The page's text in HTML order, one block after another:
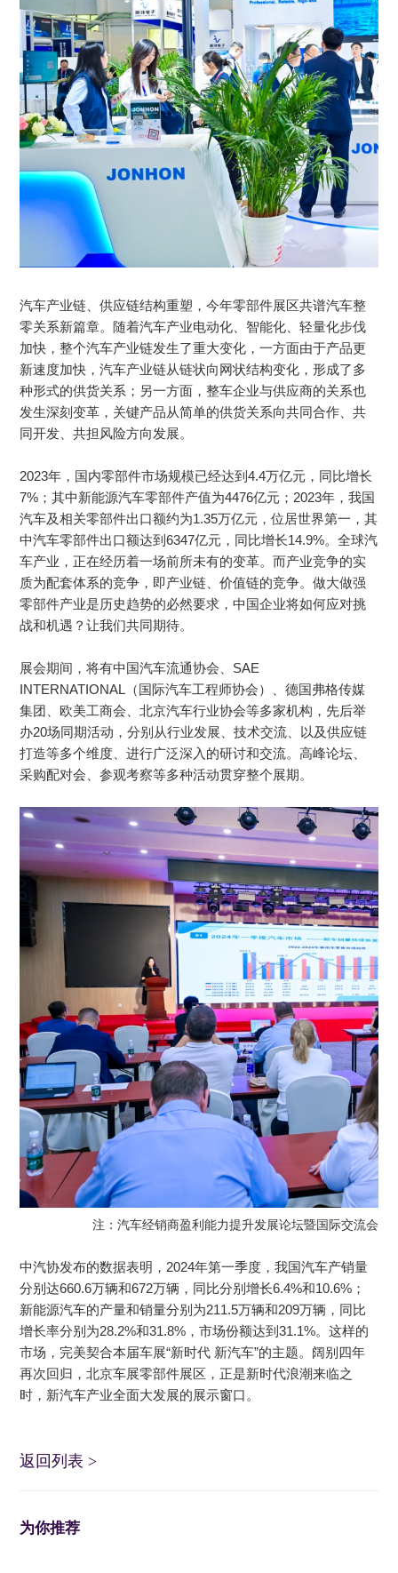
汽车产业链、供应链结构重塑，今年零部件展区共谱汽车整
零关系新篇章。随着汽车产业电动化、智能化、轻量化步伐
加快，整个汽车产业链发生了重大变化，一方面由于产品更
新速度加快，汽车产业链从链状向网状结构变化，形成了多
种形式的供货关系；另一方面，整车企业与供应商的关系也
发生深刻变革，关键产品从简单的供货关系向共同合作、共
同开发、共担风险方向发展。
2023年，国内零部件市场规模已经达到4.4万亿元，同比增长
7%；其中新能源汽车零部件产值为4476亿元；2023年，我国
汽车及相关零部件出口额约为1.35万亿元，位居世界第一，其
中汽车零部件出口额达到6347亿元，同比增长14.9%。全球汽
车产业，正在经历着一场前所未有的变革。而产业竞争的实
质为配套体系的竞争，即产业链、价值链的竞争。做大做强
零部件产业是历史趋势的必然要求，中国企业将如何应对挑
战和机遇？让我们共同期待。
展会期间，将有中国汽车流通协会、SAE
INTERNATIONAL（国际汽车工程师协会）、德国弗格传媒
集团、欧美工商会、北京汽车行业协会等多家机构，先后举
办20场同期活动，分别从行业发展、技术交流、以及供应链
打造等多个维度、进行广泛深入的研讨和交流。高峰论坛、
采购配对会、参观考察等多种活动贯穿整个展期。
注：汽车经销商盈利能力提升发展论坛暨国际交流会
中汽协发布的数据表明，2024年第一季度，我国汽车产销量
分别达660.6万辆和672万辆，同比分别增长6.4%和10.6%；
新能源汽车的产量和销量分别为211.5万辆和209万辆，同比
增长率分别为28.2%和31.8%，市场份额达到31.1%。这样的
市场，完美契合本届车展“新时代 新汽车”的主题。阔别四年
再次回归，北京车展零部件展区，正是新时代浪潮来临之
时，新汽车产业全面大发展的展示窗口。
返回列表 >
为你推荐